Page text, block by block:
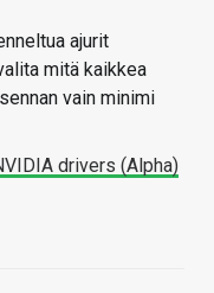
ajurit
mitä kaikkea
vain minimi
drivers (Alpha)